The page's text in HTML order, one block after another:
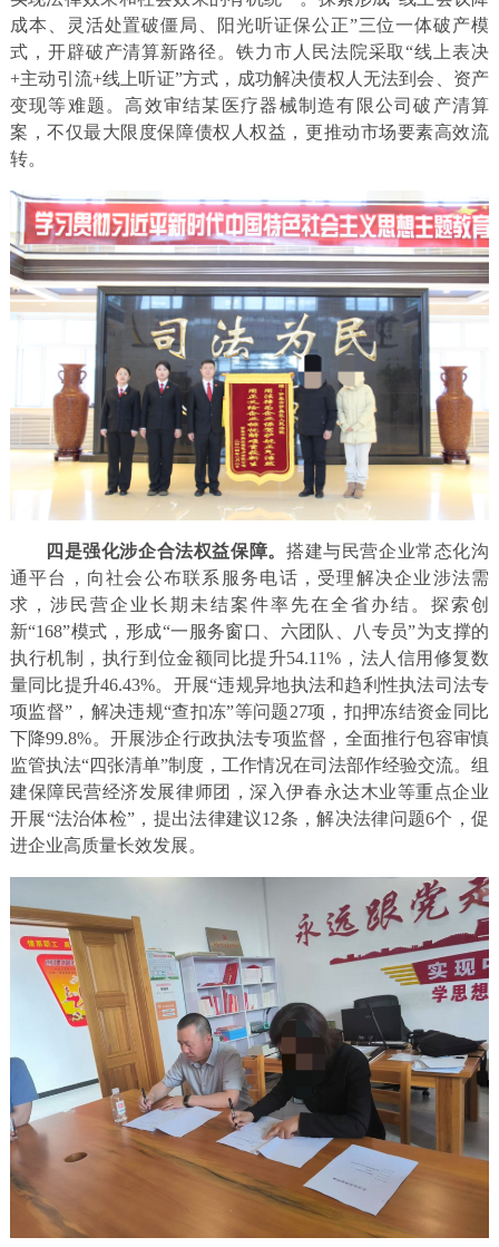
成本、灵活处置破僵局、阳光听证保公正”三位一体破产模
式，开辟破产清算新路径。铁力市人民法院采取“线上表决
+主动引流+线上听证”方式，成功解决债权人无法到会、资产
变现等难题。高效审结某医疗器械制造有限公司破产清算
案，不仅最大限度保障债权人权益，更推动市场要素高效流
转。
四是强化涉企合法权益保障。 搭建与民营企业常态化沟
通平台，向社会公布联系服务电话，受理解决企业涉法需
求，涉民营企业长期未结案件率先在全省办结。探索创
新“168”模式，形成“一服务窗口、六团队、八专员”为支撑的
执行机制，执行到位金额同比提升54.11%，法人信用修复数
量同比提升46.43%。开展“违规异地执法和趋利性执法司法专
项监督”，解决违规“查扣冻”等问题27项，扣押冻结资金同比
下降99.8%。开展涉企行政执法专项监督，全面推行包容审慎
监管执法“四张清单”制度，工作情况在司法部作经验交流。组
建保障民营经济发展律师团，深入伊春永达木业等重点企业
开展“法治体检”，提出法律建议12条，解决法律问题6个，促
进企业高质量长效发展。